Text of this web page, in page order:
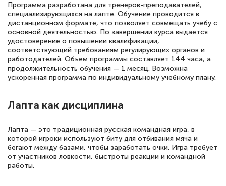
Знаток города 5 уровня
18 марта 2026
Выражаю благодарность за курс
повышения квалификации "Эксперт ЕГЭ по
русскому языку и литературе". Много
подготовиться к тестированию. Это
статьи. Времени на подготовку
достаточно. Курс помогает пройти
аттестацию в школе. Спасибо!
Программа разработана для тренеров-преподавателей,
специализирующихся на лапте. Обучение проводится в
дистанционном формате, что позволяет совмещать учебу с
основной деятельностью. По завершении курса выдается
удостоверение о повышении квалификации,
соответствующий требованиям регулирующих органов и
работодателей. Объем программы составляет 144 часа, а
продолжительность обучения — 1 месяц. Возможна
ускоренная программа по индивидуальному учебному плану.
Лапта как дисциплина
Лапта — это традиционная русская командная игра, в
которой игроки используют биту для отбивания мяча и
бегают между базами, чтобы заработать очки. Игра требует
от участников ловкости, быстроты реакции и командной
работы.